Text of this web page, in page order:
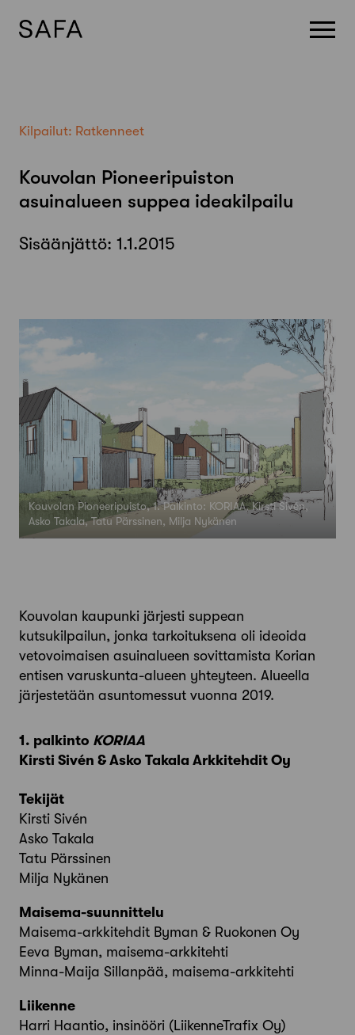
Kilpailut: Ratkenneet
Kouvolan Pioneeripuiston
asuinalueen suppea ideakilpailu
Sisäänjättö: 1.1.2015
Kouvolan Pioneeripuisto, 1. Palkinto: KORIAA, Kirsti Sivén,
Asko Takala, Tatu Pärssinen, Milja Nykänen
Kouvolan kaupunki järjesti suppean
kutsukilpailun, jonka tarkoituksena oli ideoida
vetovoimaisen asuinalueen sovittamista Korian
entisen varuskunta-alueen yhteyteen. Alueella
järjestetään asuntomessut vuonna 2019.
1. palkinto KORIAA
Kirsti Sivén & Asko Takala Arkkitehdit Oy
Tekijät
Kirsti Sivén
Asko Takala
Tatu Pärssinen
Milja Nykänen
Maisema-suunnittelu
Maisema-arkkitehdit Byman & Ruokonen Oy
Eeva Byman, maisema-arkkitehti
Minna-Maija Sillanpää, maisema-arkkitehti
Liikenne
Harri Haantio, insinööri (LiikenneTrafix Oy)